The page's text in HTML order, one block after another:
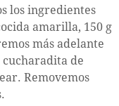
los ingredientes
amarilla, 150 g
más adelante
cucharadita de
Removemos